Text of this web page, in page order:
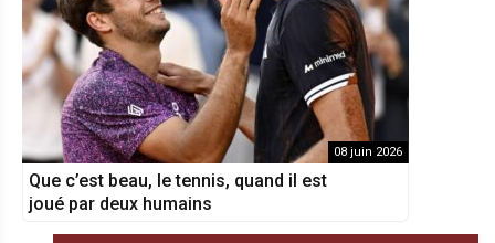
08 juin 2026
Que c’est beau, le tennis, quand il est
joué par deux humains